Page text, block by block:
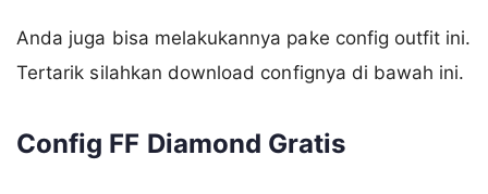
Anda juga bisa melakukannya pake config outfit ini.
Tertarik silahkan download confignya di bawah ini.
Config FF Diamond Gratis